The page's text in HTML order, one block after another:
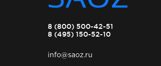
8 (800) 500-42-51
8 (495) 150-52-10
info@saoz.ru